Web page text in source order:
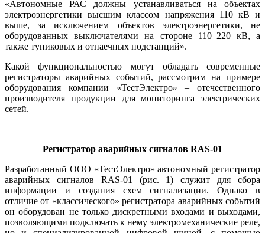
«Автономные РАС должны устанавливаться на объектах
электроэнергетики высшим классом напряжения 110 кВ и
выше, за исключением объектов электроэнергетики, не
оборудованных выключателями на стороне 110–220 кВ, а
также тупиковых и отпаечных подстанций».
Какой функциональностью могут обладать современные
регистраторы аварийных событий, рассмотрим на примере
оборудования компании «ТестЭлектро» – отечественного
производителя продукции для мониторинга электрических
сетей.
Регистратор аварийных сигналов RAS‑01
Разработанный ООО «ТестЭлект­ро» автономный регистратор
аварийных сигналов RAS‑01 (рис. 1) служит для сбора
информации и создания схем сигнализации. Однако в
отличие от «классического» регистратора аварийных событий
он оборудован не только дискретными входами и выходами,
позволяющими подключать к нему электромеханические реле,